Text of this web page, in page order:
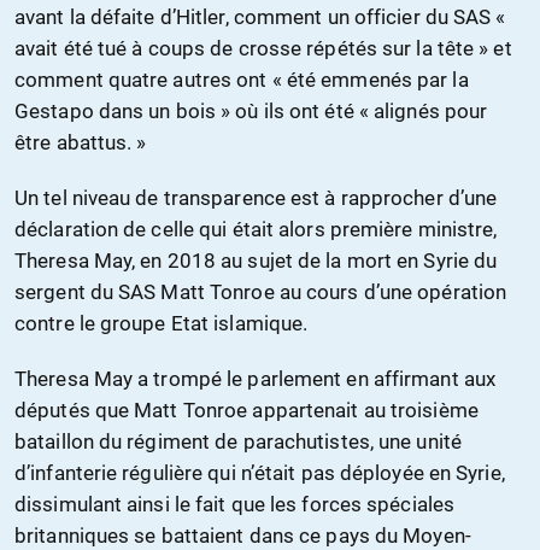
avant la défaite d’Hitler, comment un officier du SAS «
avait été tué à coups de crosse répétés sur la tête » et
comment quatre autres ont « été emmenés par la
Gestapo dans un bois » où ils ont été « alignés pour
être abattus. »
Un tel niveau de transparence est à rapprocher d’une
déclaration de celle qui était alors première ministre,
Theresa May, en 2018 au sujet de la mort en Syrie du
sergent du SAS Matt Tonroe au cours d’une opération
contre le groupe Etat islamique.
Theresa May a trompé le parlement en affirmant aux
députés que Matt Tonroe appartenait au troisième
bataillon du régiment de parachutistes, une unité
d’infanterie régulière qui n’était pas déployée en Syrie,
dissimulant ainsi le fait que les forces spéciales
britanniques se battaient dans ce pays du Moyen-